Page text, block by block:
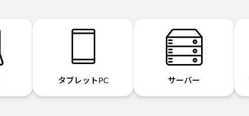
タブレットPC サーバー